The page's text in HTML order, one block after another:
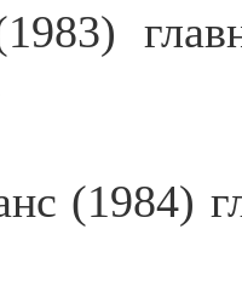
(1984)